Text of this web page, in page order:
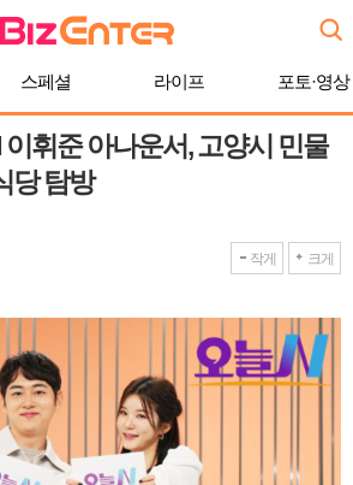
스페셜 라이프 포토·영상
휘준 아나운서, 고양시 민물
당 탐방
작게 크게